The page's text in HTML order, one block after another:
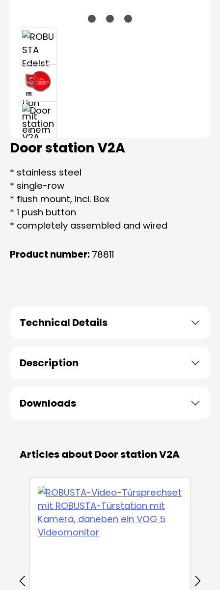
Door station V2A
* stainless steel
* single-row
* flush mount, incl. Box
* 1 push button
* completely assembled and wired
Product number: 78811
Technical Details
Description
Downloads
Articles about Door station V2A